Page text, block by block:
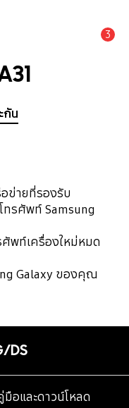
3
กัน
อข่ายที่รองรับ
ทรศัพท์ Samsung
ศัพท์เครื่องใหม่หมด
Galaxy ของคุณ
DS
มือและดาวน์โหลด